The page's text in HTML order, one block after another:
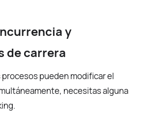
y
de carrera
pueden modificar el
necesitas alguna